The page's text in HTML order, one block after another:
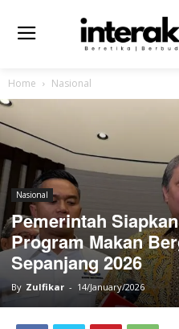
Home Nasional
Nasional
Pemerintah
Program Makan
Sepanjang 2026
By Zulfikar - 14/January/2026